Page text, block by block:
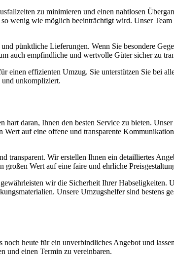
zu minimieren und einen nahtlosen
wenig wie möglich beeinträchtigt wird. Unser
pünktliche Lieferungen. Wenn Sie besondere
auch empfindliche und wertvolle Güter sicher zu
einen effizienten Umzug. Sie unterstützen Sie bei
unkompliziert.
hart daran, Ihnen den besten Service zu bieten.
auf eine offene und transparente
transparent. Wir erstellen Ihnen ein detailliertes
Wert auf eine faire und ehrliche
wir die Sicherheit Ihrer Habseligkeiten.
Unsere Umzugshelfer sind bestens
heute für ein unverbindliches Angebot und
und einen Termin zu vereinbaren.